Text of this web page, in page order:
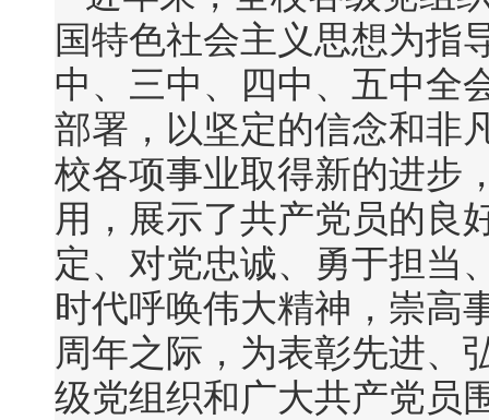
国特色社会主义思想为指
中、三中、四中、五中全
部署，以坚定的信念和非
校各项事业取得新的进步
用，展示了共产党员的良
定、对党忠诚、勇于担当
时代呼唤伟大精神，崇高
周年之际，为表彰先进、
级党组织和广大共产党员